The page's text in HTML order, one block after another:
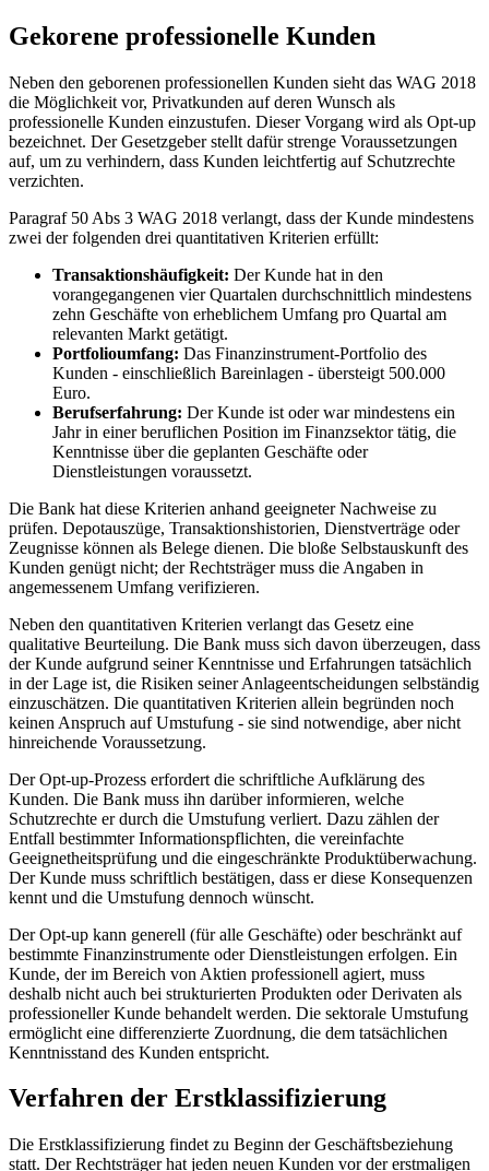
Gekorene professionelle Kunden
Neben den geborenen professionellen Kunden sieht das WAG 2018
die Möglichkeit vor, Privatkunden auf deren Wunsch als
professionelle Kunden einzustufen. Dieser Vorgang wird als Opt-up
bezeichnet. Der Gesetzgeber stellt dafür strenge Voraussetzungen
auf, um zu verhindern, dass Kunden leichtfertig auf Schutzrechte
verzichten.
Paragraf 50 Abs 3 WAG 2018 verlangt, dass der Kunde mindestens
zwei der folgenden drei quantitativen Kriterien erfüllt:
Transaktionshäufigkeit: Der Kunde hat in den
vorangegangenen vier Quartalen durchschnittlich mindestens
zehn Geschäfte von erheblichem Umfang pro Quartal am
relevanten Markt getätigt.
Portfolioumfang: Das Finanzinstrument-Portfolio des
Kunden - einschließlich Bareinlagen - übersteigt 500.000
Euro.
Berufserfahrung: Der Kunde ist oder war mindestens ein
Jahr in einer beruflichen Position im Finanzsektor tätig, die
Kenntnisse über die geplanten Geschäfte oder
Dienstleistungen voraussetzt.
Die Bank hat diese Kriterien anhand geeigneter Nachweise zu
prüfen. Depotauszüge, Transaktionshistorien, Dienstverträge oder
Zeugnisse können als Belege dienen. Die bloße Selbstauskunft des
Kunden genügt nicht; der Rechtsträger muss die Angaben in
angemessenem Umfang verifizieren.
Neben den quantitativen Kriterien verlangt das Gesetz eine
qualitative Beurteilung. Die Bank muss sich davon überzeugen, dass
der Kunde aufgrund seiner Kenntnisse und Erfahrungen tatsächlich
in der Lage ist, die Risiken seiner Anlageentscheidungen selbständig
einzuschätzen. Die quantitativen Kriterien allein begründen noch
keinen Anspruch auf Umstufung - sie sind notwendige, aber nicht
hinreichende Voraussetzung.
Der Opt-up-Prozess erfordert die schriftliche Aufklärung des
Kunden. Die Bank muss ihn darüber informieren, welche
Schutzrechte er durch die Umstufung verliert. Dazu zählen der
Entfall bestimmter Informationspflichten, die vereinfachte
Geeignetheitsprüfung und die eingeschränkte Produktüberwachung.
Der Kunde muss schriftlich bestätigen, dass er diese Konsequenzen
kennt und die Umstufung dennoch wünscht.
Der Opt-up kann generell (für alle Geschäfte) oder beschränkt auf
bestimmte Finanzinstrumente oder Dienstleistungen erfolgen. Ein
Kunde, der im Bereich von Aktien professionell agiert, muss
deshalb nicht auch bei strukturierten Produkten oder Derivaten als
professioneller Kunde behandelt werden. Die sektorale Umstufung
ermöglicht eine differenzierte Zuordnung, die dem tatsächlichen
Kenntnisstand des Kunden entspricht.
Verfahren der Erstklassifizierung
Die Erstklassifizierung findet zu Beginn der Geschäftsbeziehung
statt. Der Rechtsträger hat jeden neuen Kunden vor der erstmaligen